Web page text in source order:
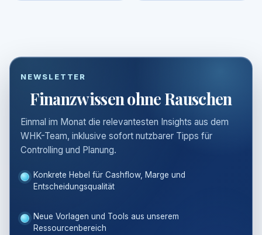
NEWSLETTER
Finanzwissen ohne Rauschen
Einmal im Monat die relevantesten Insights aus dem
WHK-Team, inklusive sofort nutzbarer Tipps für
Controlling und Planung.
Konkrete Hebel für Cashflow, Marge und
Entscheidungsqualität
Neue Vorlagen und Tools aus unserem
Ressourcenbereich